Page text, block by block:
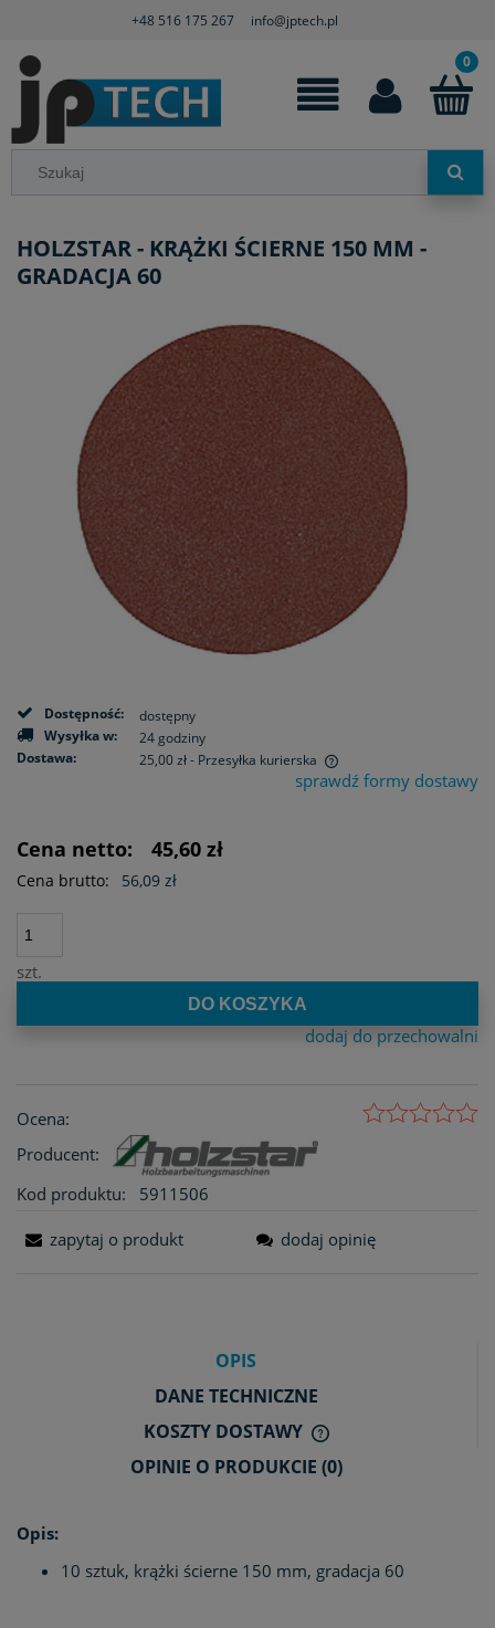
+48 516 175 267 info@jptech.pl
HOLZSTAR - KRĄŻKI ŚCIERNE 150 MM -
GRADACJA 60
Dostępność:
dostępny
Wysyłka w:
24 godziny
Dostawa:
25,00 zł - Przesyłka kurierska
Cena nie zawiera ewentualnych kosztów płatnościsprawdź formy dostawy
Cena netto: 45,60 zł
Cena brutto: 56,09 zł
szt.
DO KOSZYKA
dodaj do przechowalni
Ocena:
Producent:
Kod produktu:
5911506
zapytaj o produkt dodaj opinię
OPIS
DANE TECHNICZNE
KOSZTY DOSTAWY
KOSZTÓW PŁATNOŚCI
OPINIE O PRODUKCIE (0)
Opis:
10 sztuk, krążki ścierne 150 mm, gradacja 60